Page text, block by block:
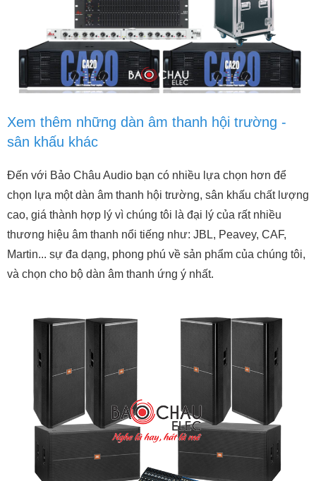
Xem thêm những dàn âm thanh hội trường -
sân khấu khác
Đến với Bảo Châu Audio bạn có nhiều lựa chọn hơn để
chọn lựa một dàn âm thanh hội trường, sân khấu chất lượng
cao, giá thành hợp lý vì chúng tôi là đại lý của rất nhiều
thương hiệu âm thanh nổi tiếng như: JBL, Peavey, CAF,
Martin... sự đa dạng, phong phú về sản phẩm của chúng tôi,
và chọn cho bộ dàn âm thanh ứng ý nhất.